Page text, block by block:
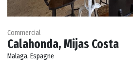
Commercial
Calahonda, Mijas Costa
Malaga, Espagne